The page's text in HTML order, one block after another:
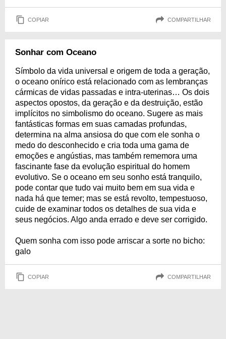
COPIAR COMPARTILHAR
Sonhar com Oceano
Símbolo da vida universal e origem de toda a geração,
o oceano onírico está relacionado com as lembranças
cármicas de vidas passadas e intra-uterinas… Os dois
aspectos opostos, da geração e da destruição, estão
implícitos no simbolismo do oceano. Sugere as mais
fantásticas formas em suas camadas profundas,
determina na alma ansiosa do que com ele sonha o
medo do desconhecido e cria toda uma gama de
emoções e angústias, mas também rememora uma
fascinante fase da evolução espiritual do homem
evolutivo. Se o oceano em seu sonho está tranquilo,
pode contar que tudo vai muito bem em sua vida e
nada há que temer; mas se está revolto, tempestuoso,
cuide de examinar todos os detalhes de sua vida e
seus negócios. Algo anda errado e deve ser corrigido.
Quem sonha com isso pode arriscar a sorte no bicho:
galo
COPIAR COMPARTILHAR